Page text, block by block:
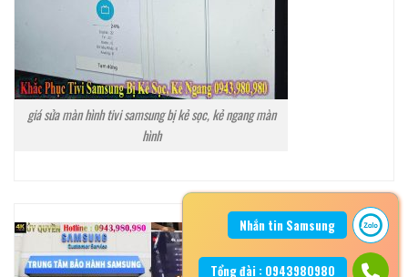
giá sửa màn hình tivi samsung bị kẻ sọc, kẻ ngang màn
hình
Nhắn tin Samsung
Tổng đài : 0943980980